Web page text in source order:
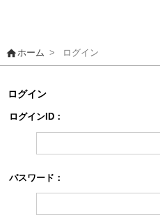
homeホーム > ログイン
ログイン
ログインID：
パスワード：